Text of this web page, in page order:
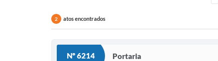
2 atos encontrados
Nº 6214 Portaria